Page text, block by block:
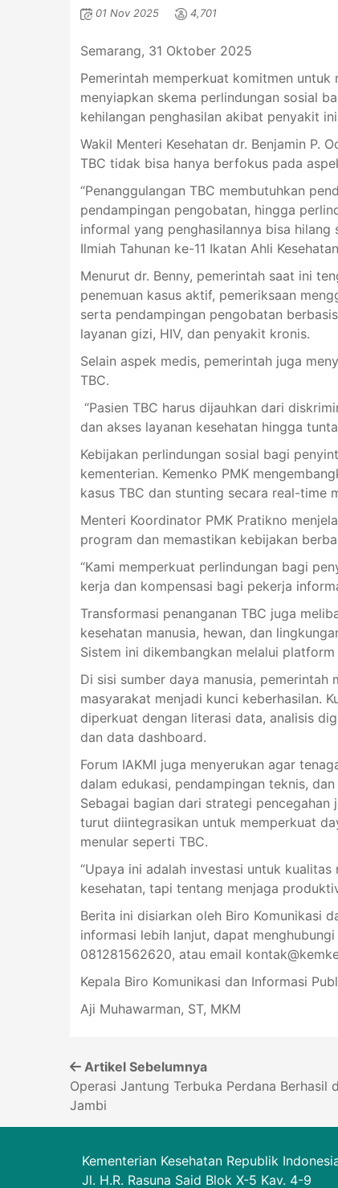
01 Nov 2025 4,701
Semarang, 31 Oktober 2025
Pemerintah memperkuat komitmen
menyiapkan skema perlindungan sosial
kehilangan penghasilan akibat penyakit
Wakil Menteri Kesehatan dr. Benjamin P.
TBC tidak bisa hanya berfokus pada
“Penanggulangan TBC membutuhkan
pendampingan pengobatan, hingga
informal yang penghasilannya bisa hilang
Ilmiah Tahunan ke-11 Ikatan Ahli
Menurut dr. Benny, pemerintah saat ini
penemuan kasus aktif, pemeriksaan
serta pendampingan pengobatan
layanan gizi, HIV, dan penyakit kronis.
Selain aspek medis, pemerintah juga
TBC.
“Pasien TBC harus dijauhkan dari
dan akses layanan kesehatan hingga
Kebijakan perlindungan sosial bagi
kementerian. Kemenko PMK
kasus TBC dan stunting secara real-time
Menteri Koordinator PMK Pratikno
program dan memastikan kebijakan
“Kami memperkuat perlindungan bagi
kerja dan kompensasi bagi pekerja
Transformasi penanganan TBC juga
kesehatan manusia, hewan, dan
Sistem ini dikembangkan melalui platform
Di sisi sumber daya manusia,
masyarakat menjadi kunci keberhasilan.
diperkuat dengan literasi data, analisis
dan data dashboard.
Forum IAKMI juga menyerukan agar
dalam edukasi, pendampingan teknis,
Sebagai bagian dari strategi pencegahan
turut diintegrasikan untuk memperkuat
menular seperti TBC.
“Upaya ini adalah investasi untuk
kesehatan, tapi tentang menjaga
Berita ini disiarkan oleh Biro Komunikasi
informasi lebih lanjut, dapat
081281562620, atau email
Kepala Biro Komunikasi dan Informasi
Aji Muhawarman, ST, MKM
Artikel Sebelumnya
Operasi Jantung Terbuka Perdana Berhasil
Jambi
Kementerian Kesehatan Republik
Jl. H.R. Rasuna Said Blok X-5 Kav. 4-9